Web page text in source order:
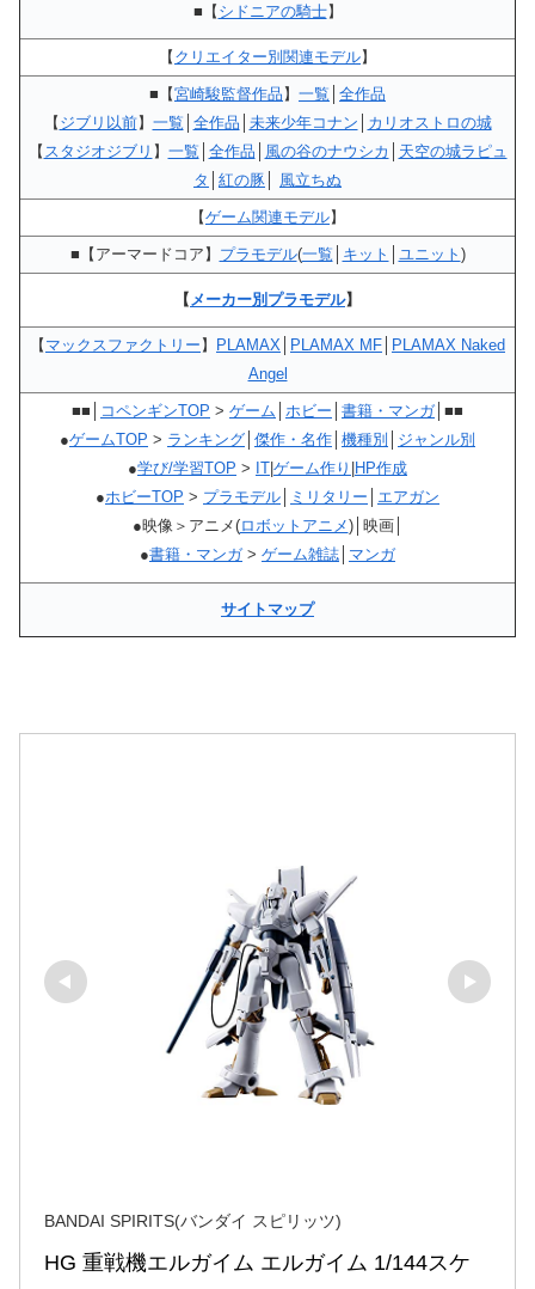
■【 シドニアの騎士】
【 クリエイター別関連モデル】
■【宮崎駿監督作品 】 一覧 全作品
【 ジブリ以前】 一覧 全作品 未来少年コナン
カリオストロの城
【 スタジオジブリ 】 一覧 全作品 風の谷のナウシカ
天空の城ラピュ
タ
紅の豚 風立ちぬ
【ゲーム関連モデル】
■【アーマードコア】 プラモデル(一覧 キット ユニット )
【メーカー別プラモデル】
【 マックスファクトリー 】 PLAMAX PLAMAX MF
PLAMAX Naked
Angel
■■│ コペンギンTOP > ゲーム ホビー 書籍・マンガ│■■
●ゲームTOP > ランキング 傑作・名作 機種別
ジャンル別
●学び/学習TOP > IT ゲーム作り HP作成
●ホビーTOP > プラモデル ミリタリー
エアガン
●映像＞アニメ(ロボットアニメ)│映画│
●書籍・マンガ> ゲーム雑誌 マンガ
サイトマップ
BANDAI SPIRITS(バンダイ スピリッツ)
HG 重戦機エルガイム エルガイム 1/144スケ